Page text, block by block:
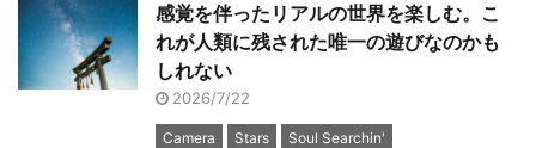
感覚を伴ったリアルの世界を楽しむ。こ
れが人類に残された唯一の遊びなのかも
しれない
2026/7/22
Camera Stars Soul Searchin'